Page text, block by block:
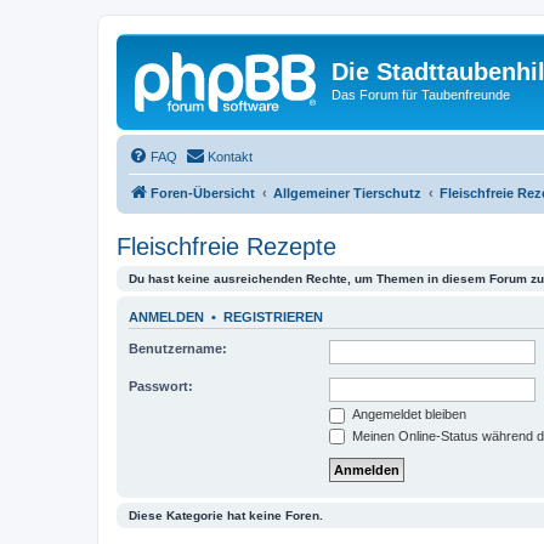
Die
Das Forum für Taubenfreunde
FAQ Kontakt
Foren-Übersicht Allgemeiner Tierschutz Fleischfreie
Fleischfreie Rezepte
Du hast keine ausreichenden Rechte, um Themen in diesem Forum
ANMELDEN • REGISTRIEREN
Benutzername:
Passwort:
Angemeldet bleiben
Meinen Online-Status während
Diese Kategorie hat keine Foren.